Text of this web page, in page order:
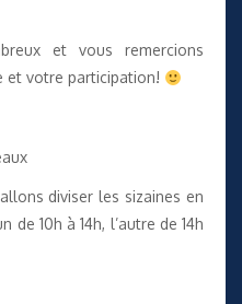
et vous remercions
et votre participation!
diviser les sizaines en
10h à 14h, l’autre de 14h